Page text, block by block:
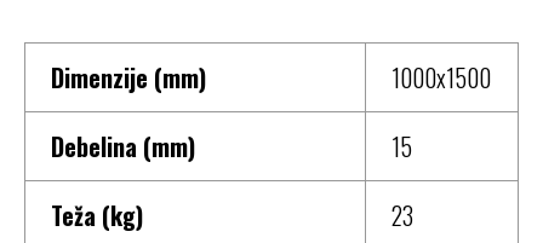
Dimenzije (mm)
1000x1500
Debelina (mm)
15
Teža (kg)
23